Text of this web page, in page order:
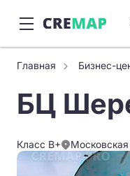
Главная Бизнес-
БЦ
Класс B+